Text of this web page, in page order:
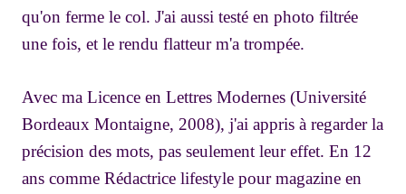
qu'on ferme le col. J'ai aussi testé en photo filtrée
une fois, et le rendu flatteur m'a trompée.
Avec ma Licence en Lettres Modernes (Université
Bordeaux Montaigne, 2008), j'ai appris à regarder la
précision des mots, pas seulement leur effet. En 12
ans comme Rédactrice lifestyle pour magazine en